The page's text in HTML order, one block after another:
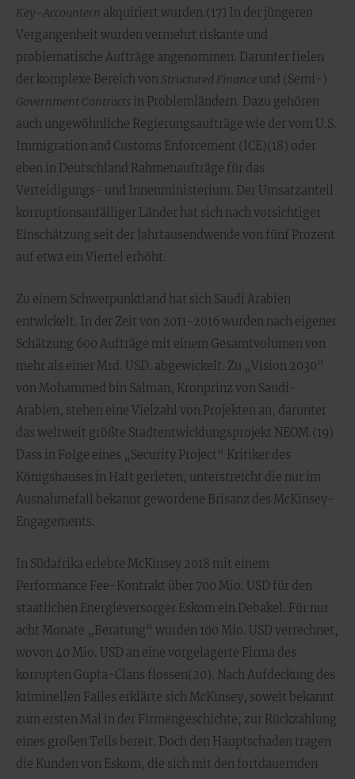
Key-Accountern akquiriert wurden.(17) In der jüngeren
Vergangenheit wurden vermehrt riskante und
problematische Aufträge angenommen. Darunter fielen
der komplexe Bereich von Structured Finance und (Semi-)
Government Contracts in Problemländern. Dazu gehören
auch ungewöhnliche Regierungsaufträge wie der vom U.S.
Immigration and Customs Enforcement (ICE)(18) oder
eben in Deutschland Rahmenaufträge für das
Verteidigungs- und Innenministerium. Der Umsatzanteil
korruptionsanfälliger Länder hat sich nach vorsichtiger
Einschätzung seit der Jahrtausendwende von fünf Prozent
auf etwa ein Viertel erhöht.
Zu einem Schwerpunktland hat sich Saudi Arabien
entwickelt. In der Zeit von 2011-2016 wurden nach eigener
Schätzung 600 Aufträge mit einem Gesamtvolumen von
mehr als einer Mrd. USD. abgewickelt. Zu „Vision 2030“
von Mohammed bin Salman, Kronprinz von Saudi-
Arabien, stehen eine Vielzahl von Projekten an, darunter
das weltweit größte Stadtentwicklungsprojekt NEOM.(19)
Dass in Folge eines „Security Project“ Kritiker des
Königshauses in Haft gerieten, unterstreicht die nur im
Ausnahmefall bekannt gewordene Brisanz des McKinsey-
Engagements.
In Südafrika erlebte McKinsey 2018 mit einem
Performance Fee-Kontrakt über 700 Mio. USD für den
staatlichen Energieversorger Eskom ein Debakel. Für nur
acht Monate „Beratung“ wurden 100 Mio. USD verrechnet,
wovon 40 Mio. USD an eine vorgelagerte Firma des
korrupten Gupta-Clans flossen(20). Nach Aufdeckung des
kriminellen Falles erklärte sich McKinsey, soweit bekannt
zum ersten Mal in der Firmengeschichte, zur Rückzahlung
eines großen Teils bereit. Doch den Hauptschaden tragen
die Kunden von Eskom, die sich mit den fortdauernden